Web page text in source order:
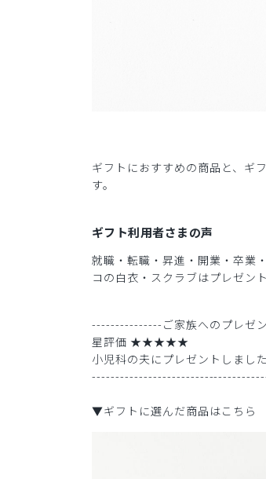
ギフトにおすすめの商品と、ギ
す。
ギフト利用者さまの声
就職・転職・昇進・開業・卒業
コの白衣・スクラブはプレゼン
---------------ご家族へのプレゼ
星評価 ★★★★★
小児科の夫にプレゼントしまし
▼ギフトに選んだ商品はこちら